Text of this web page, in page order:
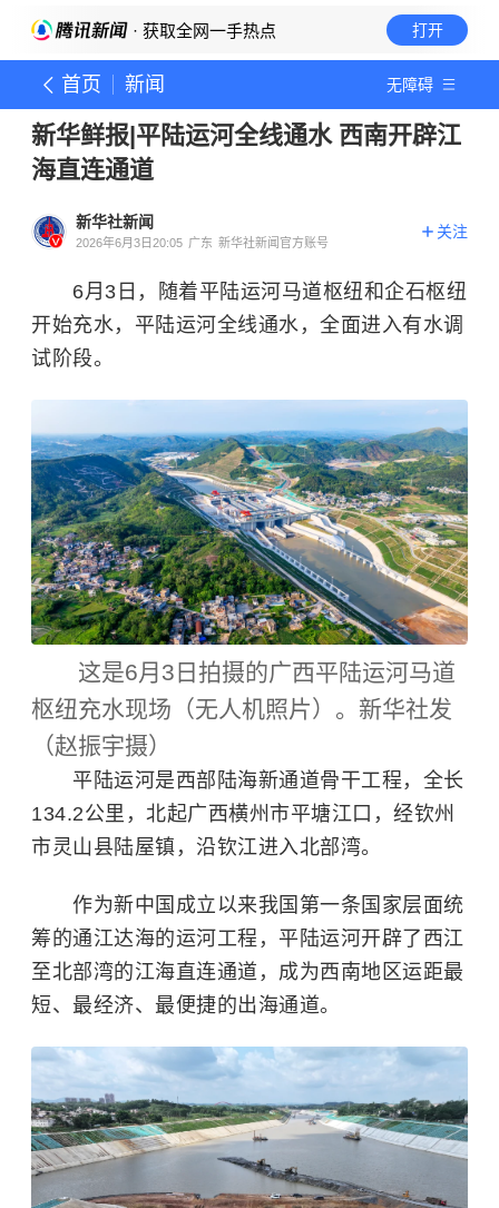
· 获取全网一手热点 打开
首页 新闻 无障碍
新华鲜报|平陆运河全线通水 西南开辟江
海直连通道
新华社新闻
2026年6月3日20:05 广东 新华社新闻官方账号
关注
6月3日，随着平陆运河马道枢纽和企石枢纽
开始充水，平陆运河全线通水，全面进入有水调
试阶段。
这是6月3日拍摄的广西平陆运河马道
枢纽充水现场（无人机照片）。新华社发
（赵振宇摄）
平陆运河是西部陆海新通道骨干工程，全长
134.2公里，北起广西横州市平塘江口，经钦州
市灵山县陆屋镇，沿钦江进入北部湾。
作为新中国成立以来我国第一条国家层面统
筹的通江达海的运河工程，平陆运河开辟了西江
至北部湾的江海直连通道，成为西南地区运距最
短、最经济、最便捷的出海通道。